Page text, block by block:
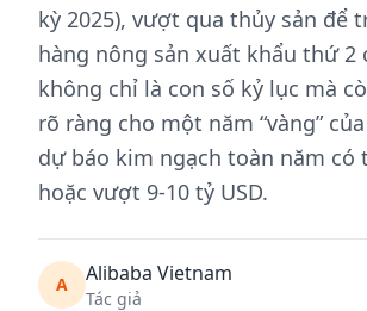
kỳ 2025), vượt qua thủy sản để
hàng nông sản xuất khẩu thứ 2
không chỉ là con số kỷ lục mà
rõ ràng cho một năm “vàng”
dự báo kim ngạch toàn năm có
hoặc vượt 9-10 tỷ USD.
A Alibaba Vietnam
Tác giả